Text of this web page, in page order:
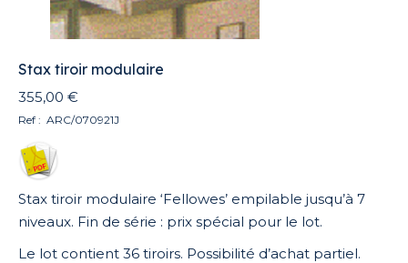
Stax tiroir modulaire
355,00 €
Ref : ARC/070921J
Stax tiroir modulaire ‘Fellowes’ empilable jusqu’à 7
niveaux. Fin de série : prix spécial pour le lot.
Le lot contient 36 tiroirs. Possibilité d’achat partiel.